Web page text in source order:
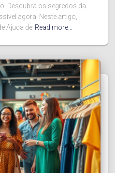
Descubra os segredos da
agora! Neste artigo,
Ajuda de Read more…